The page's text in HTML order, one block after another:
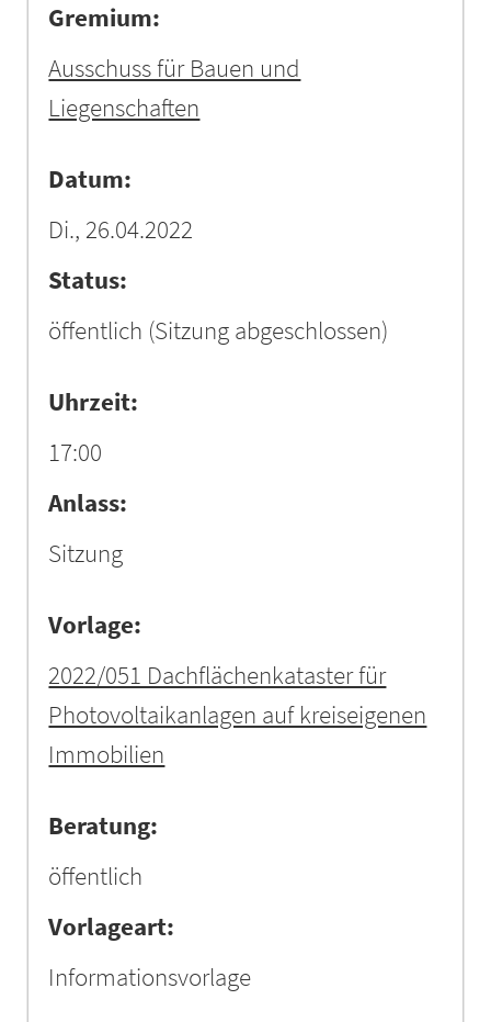
Gremium:
Ausschuss für Bauen und
Liegenschaften
Datum:
Di., 26.04.2022
Status:
öffentlich (Sitzung abgeschlossen)
Uhrzeit:
17:00
Anlass:
Sitzung
Vorlage:
2022/051 Dachflächenkataster für
Photovoltaikanlagen auf kreiseigenen
Immobilien
Beratung:
öffentlich
Vorlageart:
Informationsvorlage